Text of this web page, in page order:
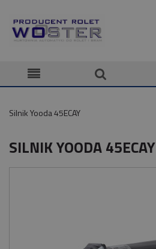
Silnik Yooda 45ECAY
SILNIK YOODA 45ECAY